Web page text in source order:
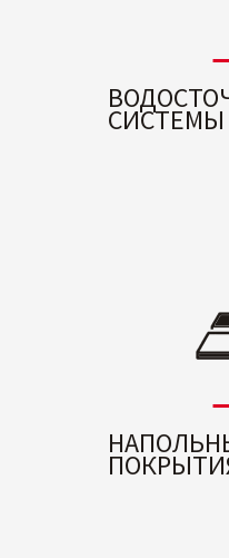
СИСТЕМЫ